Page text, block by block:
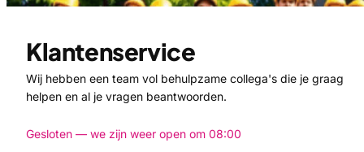
Klantenservice
Wij hebben een team vol behulpzame collega's die je graag
helpen en al je vragen beantwoorden.
Gesloten — we zijn weer open om 08:00